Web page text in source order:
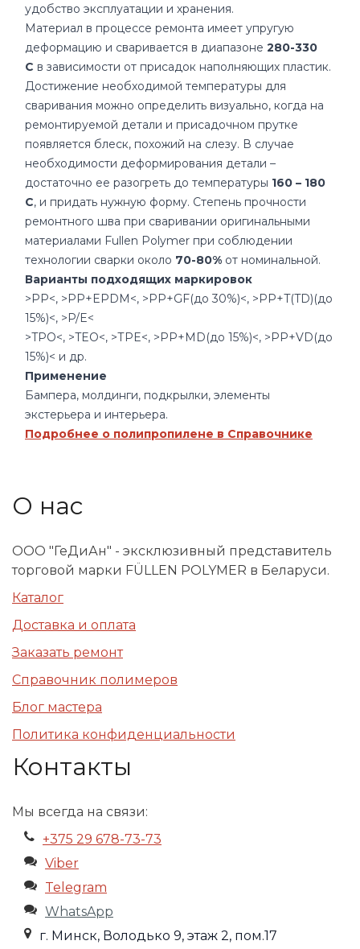
удобство эксплуатации и хранения.
Материал в процессе ремонта имеет упругую
деформацию и сваривается в диапазоне 280-330
С в зависимости от присадок наполняющих пластик.
Достижение необходимой температуры для
сваривания можно определить визуально, когда на
ремонтируемой детали и присадочном прутке
появляется блеск, похожий на слезу. В случае
необходимости деформирования детали –
достаточно ее разогреть до температуры 160 – 180
С, и придать нужную форму. Степень прочности
ремонтного шва при сваривании оригинальными
материалами Fullen Polymer при соблюдении
технологии сварки около 70-80% от номинальной.
Варианты подходящих маркировок
>PP<, >PP+EPDM<, >PP+GF(до 30%)<, >PP+T(TD)(до
15%)<, >P/E<
>TPO<, >TEO<, >ТPE<, >PP+MD(до 15%)<, >PP+VD(до
15%)< и др.
Применение
Бампера, молдинги, подкрылки, элементы
экстерьера и интерьера.
Подробнее о полипропилене в Справочнике
О нас
ООО "ГеДиАн" - эксклюзивный представитель
торговой марки FÜLLEN POLYMER в Беларуси.
Каталог
Доставка и оплата
Заказать ремонт
Справочник полимеров
Блог мастера
Политика конфиденциальности
Контакты
Мы всегда на связи:
+375 29 678-73-73
Viber
Telegram
WhatsApp
г. Минск, Володько 9, этаж 2, пом.17